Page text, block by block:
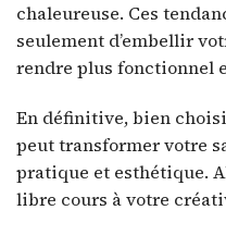
chaleureuse. Ces
seulement d’embellir
rendre plus fonctionnel
En définitive, bien
peut transformer votre
pratique et esthétique.
libre cours à votre